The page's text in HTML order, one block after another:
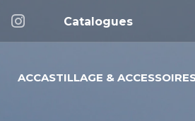
Catalogues
ACCASTILLAGE &